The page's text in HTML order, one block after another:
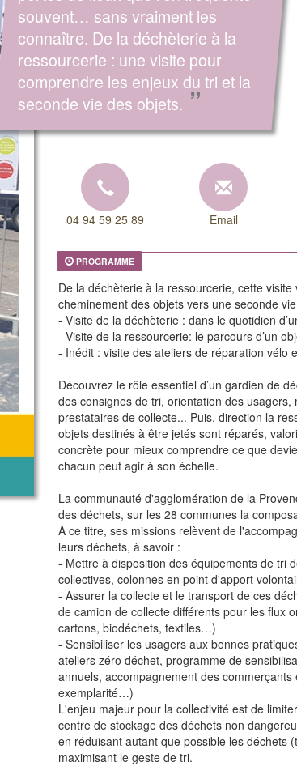
souvent… sans vraiment les
connaître. De la déchèterie à la
ressourcerie : une visite pour
comprendre les enjeux du tri et la
seconde vie des objets. ”
04 94 59 25 89 Email
PROGRAMME
De la déchèterie à la ressourcerie, cette
cheminement des objets vers une seconde
- Visite de la déchèterie : dans le quotidien
- Visite de la ressourcerie: le parcours d’un
- Inédit : visite des ateliers de réparation vélo
Découvrez le rôle essentiel d’un gardien de
des consignes de tri, orientation des
prestataires de collecte... Puis, direction la
objets destinés à être jetés sont réparés,
concrète pour mieux comprendre ce que
chacun peut agir à son échelle.
La communauté d'agglomération de la
des déchets, sur les 28 communes la
A ce titre, ses missions relèvent de
leurs déchets, à savoir :
- Mettre à disposition des équipements de tri
collectives, colonnes en point d'apport
- Assurer la collecte et le transport de ces
de camion de collecte différents pour les flux
cartons, biodéchets, textiles…)
- Sensibiliser les usagers aux bonnes
ateliers zéro déchet, programme de
annuels, accompagnement des
exemplarité…)
L'enjeu majeur pour la collectivité est de
centre de stockage des déchets non
en réduisant autant que possible les déchets
maximisant le geste de tri.